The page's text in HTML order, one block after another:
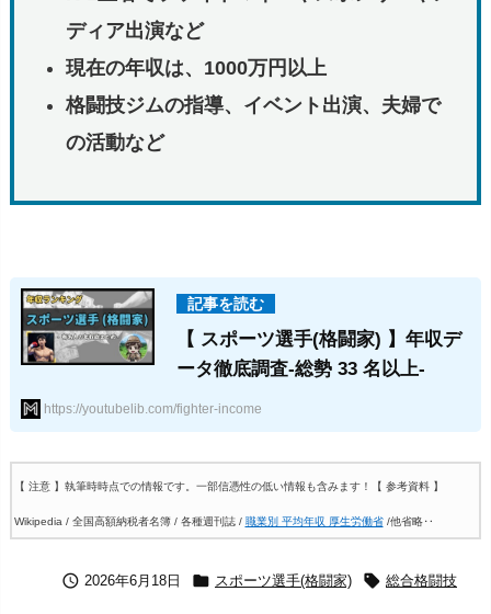
ディア出演など
現在の年収は、1000万円以上
格闘技ジムの指導、イベント出演、夫婦で
の活動など
【 スポーツ選手(格闘家) 】年収デ
ータ徹底調査-総勢 33 名以上-
https://youtubelib.com/fighter-income
【 注意 】執筆時時点での情報です。一部信憑性の低い情報も含みます！ 【 参考資料 】
Wikipedia / 全国高額納税者名簿 / 各種週刊誌 / 職業別 平均年収 厚生労働省/他省略‥
 2026年6月18日  スポーツ選手(格闘家)  総合格闘技